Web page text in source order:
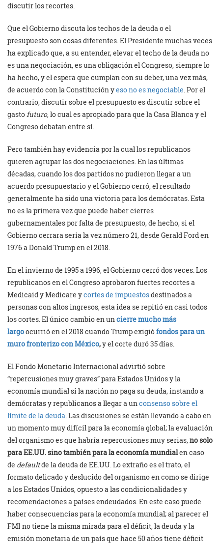
discutir los recortes.
Que el Gobierno discuta los techos de la deuda o el
presupuesto son cosas diferentes. El Presidente muchas veces
ha explicado que, a su entender, elevar el techo de la deuda no
es una negociación, es una obligación el Congreso, siempre lo
ha hecho, y el espera que cumplan con su deber, una vez más,
de acuerdo con la Constitución yeso no es negociable . Por el
contrario, discutir sobre el presupuesto es discutir sobre el
gasto futuro, lo cual es apropiado para que la Casa Blanca y el
Congreso debatan entre sí.
Pero también hay evidencia por la cual los republicanos
quieren agrupar las dos negociaciones. En las últimas
décadas, cuando los dos partidos no pudieron llegar a un
acuerdo presupuestario y el Gobierno cerró, el resultado
generalmente ha sido una victoria para los demócratas. Esta
no es la primera vez que puede haber cierres
gubernamentales por falta de presupuesto, de hecho, si el
Gobierno cerrara sería la vez número 21, desde Gerald Ford en
1976 a Donald Trump en el 2018.
En el invierno de 1995 a 1996, el Gobierno cerró dos veces. Los
republicanos en el Congreso aprobaron fuertes recortes a
Medicaid y Medicare ycortes de impuestosdestinados a
personas con altos ingresos, esta idea se repitió en casi todos
los cortes. El único cambio en un cierre mucho más
largoocurrió en el 2018 cuando Trump exigiófondos para un
muro fronterizo con México,y el corte duró 35 días.
El Fondo Monetario Internacional advirtió sobre
“repercusiones muy graves” para Estados Unidos y la
economía mundial si la nación no paga su deuda, instando a
demócratas y republicanos a llegar a un consenso sobre el
límite de la deuda . Las discusiones se están llevando a cabo en
un momento muy difícil para la economía global; la evaluación
del organismo es que habría repercusiones muy serias,no solo
para EE.UU. sino también para la economía mundialen caso
de defaultde la deuda de EE.UU. Lo extraño es el trato, el
formato delicado y deslucido del organismo en como se dirige
a los Estados Unidos, opuesto a las condicionalidades y
recomendaciones a países endeudados. En este caso puede
haber consecuencias para la economía mundial; al parecer el
FMI no tiene la misma mirada para el déficit, la deuda y la
emisión monetaria de un país que hace 50 años tiene déficit